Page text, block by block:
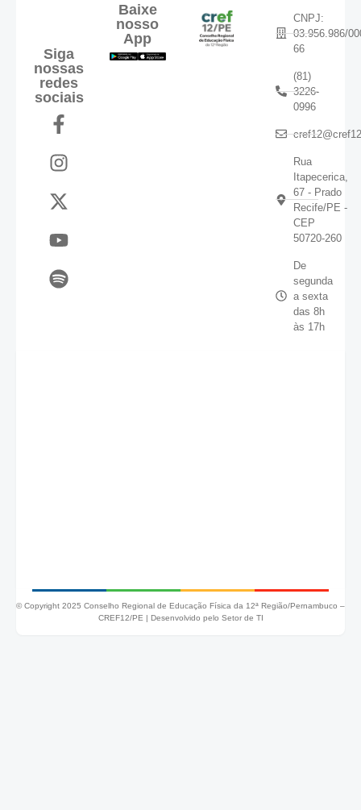
Siga
nossas
redes
sociais
Baixe
nosso
App
CNPJ:
03.956.986/
66
(81)
3226-
0996
Rua
Itapecerica,
67 - Prado
Recife/PE -
CEP
50720-260
De
segunda
a sexta
das 8h
às 17h
© Copyright 2025 Conselho Regional de Educação Física da 12ª Região/Pernambuco –
CREF12/PE | Desenvolvido pelo Setor de TI